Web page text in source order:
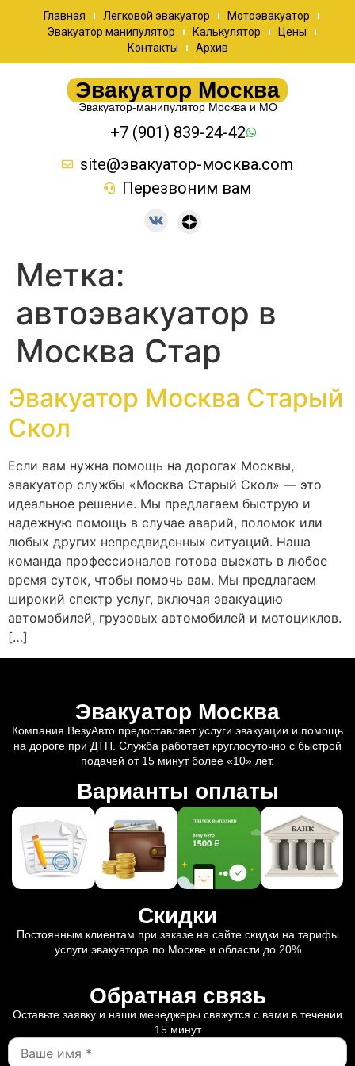
Главная Легковой эвакуатор
Мотоэвакуатор
Эвакуатор манипулятор
Калькулятор
Цены
Контакты
Архив
Эвакуатор Москва
Эвакуатор-манипулятор Москва и МО
+7 (901) 839-24-42
site@эвакуатор-москва.com
Перезвоним вам
Метка:
автоэвакуатор в
Москва Стар
Эвакуатор Москва Старый
Скол
Если вам нужна помощь на дорогах Москвы,
эвакуатор службы «Москва Старый Скол» — это
идеальное решение. Мы предлагаем быструю и
надежную помощь в случае аварий, поломок или
любых других непредвиденных ситуаций. Наша
команда профессионалов готова выехать в любое
время суток, чтобы помочь вам. Мы предлагаем
широкий спектр услуг, включая эвакуацию
автомобилей, грузовых автомобилей и мотоциклов.
[…]
Эвакуатор Москва
Компания ВезуАвто предоставляет услуги эвакуации и помощь
на дороге при ДТП. Служба работает круглосуточно с быстрой
подачей от 15 минут более «10» лет.
Варианты оплаты
Скидки
Постоянным клиентам при заказе на сайте скидки на тарифы
услуги эвакуатора по Москве и области до 20%
Обратная связь
Оставьте заявку и наши менеджеры свяжутся с вами в течении
15 минут